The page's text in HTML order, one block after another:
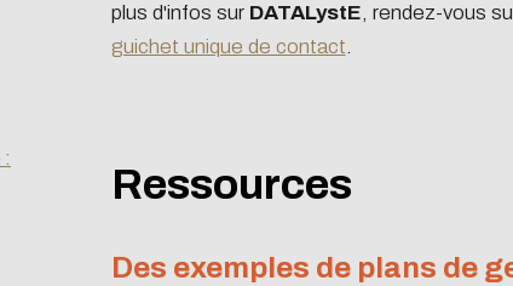
plus d'infos sur DATALystE, rendez-vous
guichet unique de contact.
Ressources
Des exemples de plans de